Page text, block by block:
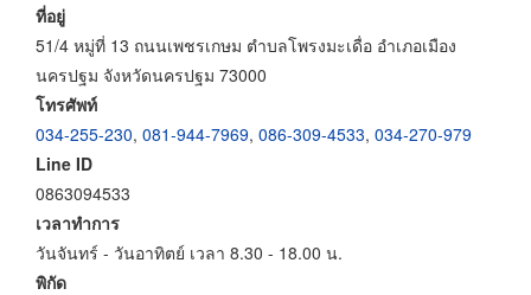
ที่อยู่
51/4 หมู่ที่ 13 ถนนเพชรเกษม ตำบลโพรงมะเดื่อ อำเภอเมือง
นครปฐม จังหวัดนครปฐม 73000
โทรศัพท์
034-255-230, 081-944-7969, 086-309-4533, 034-270-979
Line ID
0863094533
เวลาทำการ
วันจันทร์ - วันอาทิตย์ เวลา 8.30 - 18.00 น.
พิกัด